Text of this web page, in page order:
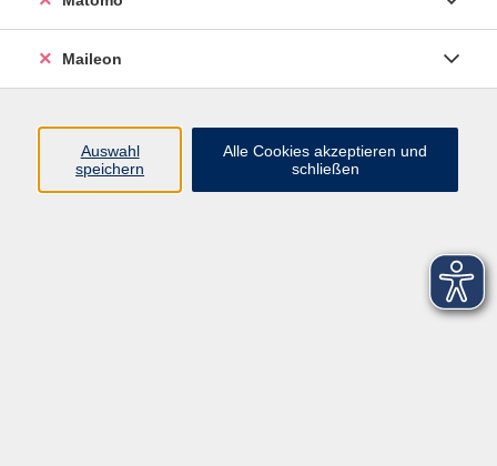
Maileon
Auswahl
speichern
Alle Cookies akzeptieren und
schließen